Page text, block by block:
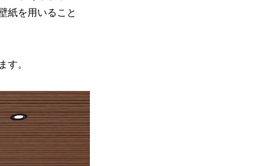
紙を用いること
す。